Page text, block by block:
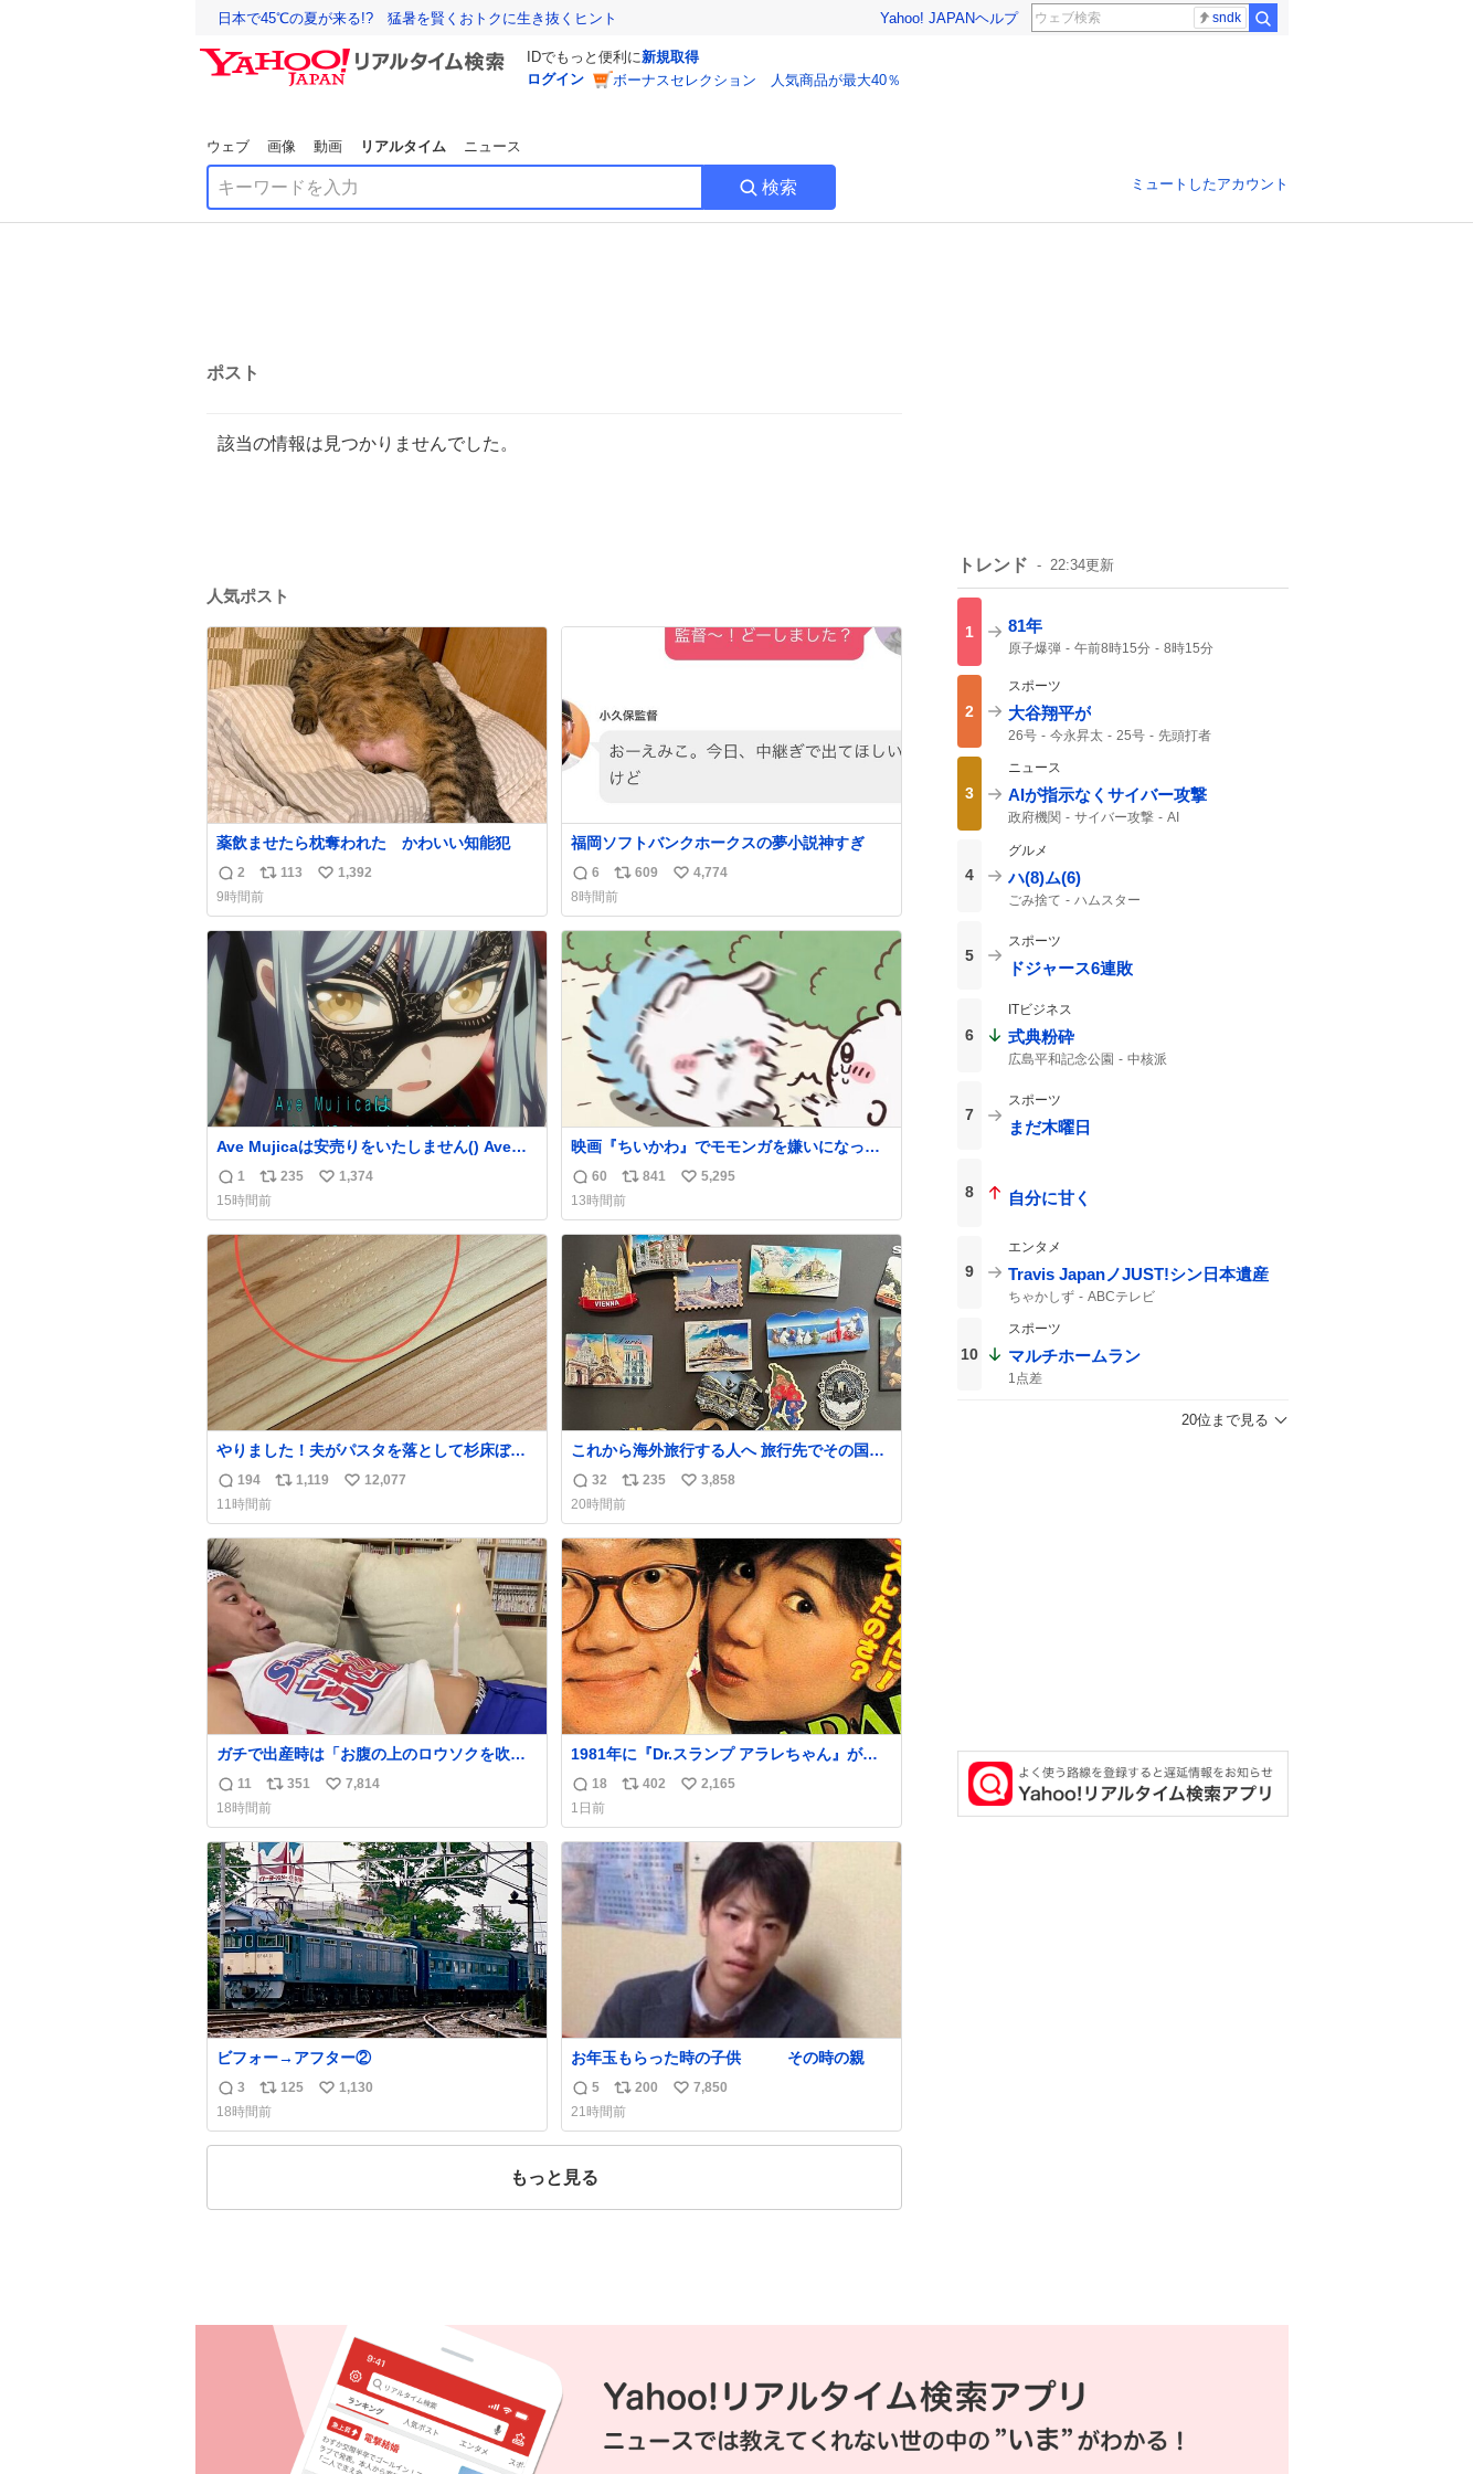
日本で45℃の夏が来る!? 猛暑を賢くおトクに生き抜くヒント Yahoo! JAPANヘルプ sndk
IDでもっと便利に新規取得
ログイン
ボーナスセレクション 人気商品が最大40％
ウェブ 画像 動画 リアルタイム ニュース
検索 ミュートしたアカウント
ポスト
該当の情報は見つかりませんでした。
人気ポスト
薬飲ませたら枕奪われた かわいい知能犯
返
信
数
2
リ
ポ
ス
ト
数
113
い
ね
数
1,392
9時間前
福岡ソフトバンクホークスの夢小説神すぎ
返
信
数
6
リ
ポ
ス
数
609
い
ね
数
4,774
8時間前
Ave Mujicaは安売りをいたしません() Ave
Mujicaの世界観が壊れてしまいますわ()
返
信
数
1
リ
ポ
ス
ト
数
235
い
ね
数
1,374
15時間前
映画『ちいかわ』でモモンガを嫌いになった
人へ それでも愛される理由と可能性 kai-
you.net/article/96186 『映画ちいかわ 人魚の
島のひみつ』を3回観て、原作も追っている筆
者が、モモンガの名誉回復を試みようとする
記事です。ちいかわ初心者向けです🖊
返
信
数
60
リ
ポ
ス
ト
数
841
い
ね
数
5,295
13時間前
やりました！夫がパスタを落として杉床ぼこ
ぼこしました！よかったーーー！ファースト
ぼこぼこ自分じゃなくて！これで第二波いつ
でもいけます！！！✌️いやーほっとした！ 杉
床を採用しようとしている方々へ忠告です。
杉床は乾燥パスタに負けます。豆腐くらいや
わやわです。
返
信
数
194
リ
ス
ト
数
1,119
い
ね
数
12,077
11時間前
これから海外旅行する人へ 旅行先でその国や
都市を象徴する マグネットを買って欲しい。
僕は交換留学してた1年間で20カ国回ったけ
ど、旅行先で必ずマグネットを買い、今は家
の冷蔵庫に貼ってる。 交換留学が終わって1
年経つけどそれぞれのマグネットを見る度に
旅の思い出が鮮明によみがえります。
返
信
数
32
リ
ポ
ス
ト
数
235
い
ね
数
3,858
20時間前
ガチで出産時は「お腹の上のロウソクを吹き
消さんとするサンシャイン池崎」だったし、
お産後の股裂け状態でのトイレは「とにかく
明るい安村の体勢」が1番楽
返
信
数
11
リ
ポ
ス
ト
数
351
い
ね
数
7,814
18時間前
1981年に『Dr.スランプ アラレちゃん』が放
映開始された直後の鳥山明さんと、小山茉美
さんです。
返
信
数
18
リ
ス
ト
数
402
い
ね
数
2,165
1日前
ビフォー→アフター②
返
信
数
3
リ
ポ
ス
125
い
ね
1,130
18時間前
お年玉もらった時の子供 その時の親
返
信
数
5
リ
ポ
ス
200
い
ね
7,850
21時間前
もっと見る
トレンド 22:34更新
1 81年
原子爆弾 午前8時15分
8時15分
2
スポーツ
大谷翔平が
26号 今永昇太 25号
先頭打者
23度
3
ニュース
AIが指示なくサイバー攻撃
政府機関 サイバー攻撃 AI
4
グルメ
ハ(8)ム(6)
ごみ捨て ハムスター
5
スポーツ
ドジャース6連敗
6
ITビジネス
式典粉砕
広島平和記念公園 中核派
7
スポーツ
まだ木曜日
8 自分に甘く
9
エンタメ
Travis JapanノJUST!シン日本遺産
ちゃかしず ABCテレビ
10
スポーツ
マルチホームラン
1点差
20位まで見る